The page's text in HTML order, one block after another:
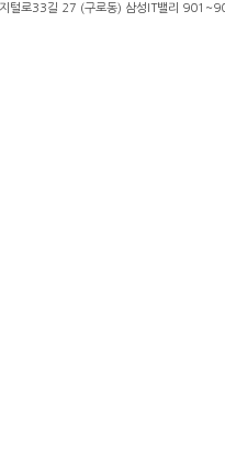
지털로33길 27 (구로동) 삼성IT밸리